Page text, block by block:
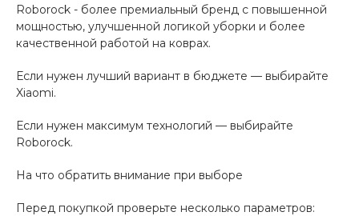
Roborock - более премиальный бренд с повышенной
мощностью, улучшенной логикой уборки и более
качественной работой на коврах.
Если нужен лучший вариант в бюджете — выбирайте
Xiaomi.
Если нужен максимум технологий — выбирайте
Roborock.
На что обратить внимание при выборе
Перед покупкой проверьте несколько параметров: